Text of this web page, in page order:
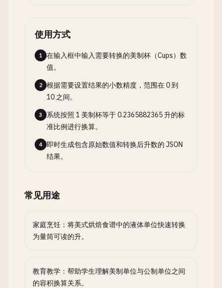
使用方式
1
在输入框中输入需要转换的美制杯（Cups）数
值。
2
根据需要设置结果的小数精度，范围在 0 到
10 之间。
3
系统按照 1 美制杯等于 0.2365882365 升的标
准比例进行换算。
4
即时生成包含原始数值和转换后升数的 JSON
结果。
常见用途
家庭烹饪：将美式烘焙食谱中的液体单位快速转换
为量筒可读的升。
教育教学：帮助学生理解美制单位与公制单位之间
的容积换算关系。